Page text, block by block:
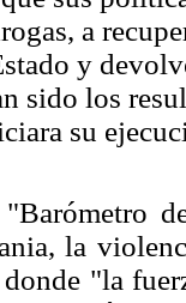
a
y
sido los
su
la
"la